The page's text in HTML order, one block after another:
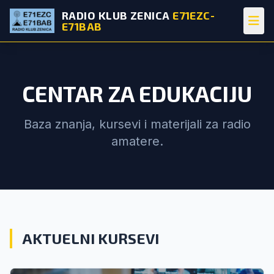
RADIO KLUB ZENICA E71EZC-
E71BAB
CENTAR ZA EDUKACIJU
Baza znanja, kursevi i materijali za radio
amatere.
AKTUELNI KURSEVI